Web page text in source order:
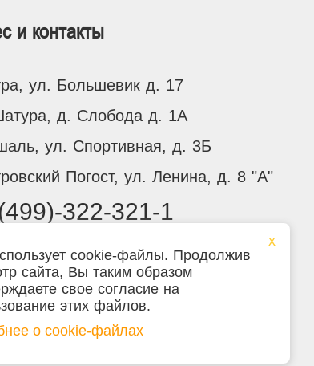
и контакты
ул. Большевик д. 17
д. Слобода д. 1А
ул. Спортивная, д. 3Б
Погост, ул. Ленина, д. 8 "А"
322-321-1
является публичной офертой.
cookie-файлы. Продолжив
сайта, Вы таким образом
свое согласие на
этих файлов.
о cookie-файлах